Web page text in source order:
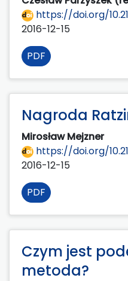
https://doi.org/
2016-12-15
PDF
Nagroda
Mirosław Mejzner
https://doi.org/
2016-12-15
PDF
Czym jest
metoda?